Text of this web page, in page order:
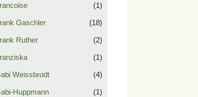
(1)
Gaschler (18)
Ruther (2)
(1)
Weissbrodt (4)
Huppmann (1)